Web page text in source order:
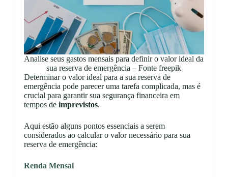
Analise seus gastos mensais para definir o valor ideal da
sua reserva de emergência – Fonte freepik
Determinar o valor ideal para a sua reserva de
emergência pode parecer uma tarefa complicada, mas é
crucial para garantir sua segurança financeira em
tempos de imprevistos.
Aqui estão alguns pontos essenciais a serem
considerados ao calcular o valor necessário para sua
reserva de emergência:
Renda Mensal